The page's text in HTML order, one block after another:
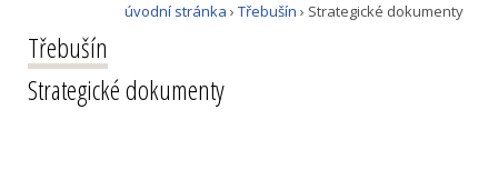
úvodní stránka › Třebušín › Strategické dokumenty
Třebušín
Strategické dokumenty